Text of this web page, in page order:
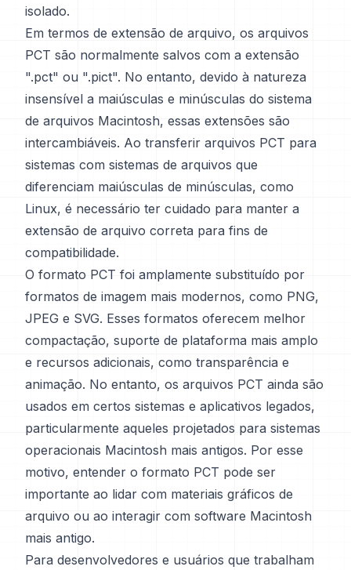
isolado.
Em termos de extensão de arquivo, os arquivos
PCT são normalmente salvos com a extensão
".pct" ou ".pict". No entanto, devido à natureza
insensível a maiúsculas e minúsculas do sistema
de arquivos Macintosh, essas extensões são
intercambiáveis. Ao transferir arquivos PCT para
sistemas com sistemas de arquivos que
diferenciam maiúsculas de minúsculas, como
Linux, é necessário ter cuidado para manter a
extensão de arquivo correta para fins de
compatibilidade.
O formato PCT foi amplamente substituído por
formatos de imagem mais modernos, como PNG,
JPEG e SVG. Esses formatos oferecem melhor
compactação, suporte de plataforma mais amplo
e recursos adicionais, como transparência e
animação. No entanto, os arquivos PCT ainda são
usados em certos sistemas e aplicativos legados,
particularmente aqueles projetados para sistemas
operacionais Macintosh mais antigos. Por esse
motivo, entender o formato PCT pode ser
importante ao lidar com materiais gráficos de
arquivo ou ao interagir com software Macintosh
mais antigo.
Para desenvolvedores e usuários que trabalham